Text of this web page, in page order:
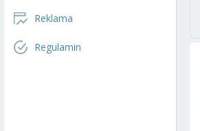
Reklama
Regulamin